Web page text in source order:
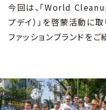
今回は、「World
プデイ）」を啓蒙活動に
ファッションブランドをご